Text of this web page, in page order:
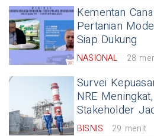
Kementan
Pertanian
Siap Dukung
NASIONAL 28
Survei
NRE
Stakeholder
BISNIS 29 menit